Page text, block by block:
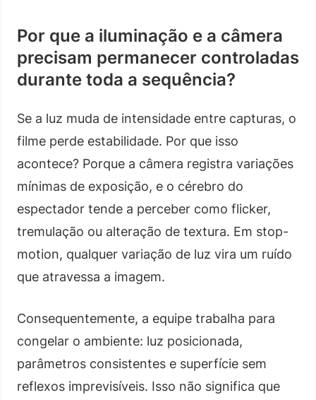
Por que a iluminação e a câmera
precisam permanecer controladas
durante toda a sequência?
Se a luz muda de intensidade entre capturas, o
filme perde estabilidade. Por que isso
acontece? Porque a câmera registra variações
mínimas de exposição, e o cérebro do
espectador tende a perceber como flicker,
tremulação ou alteração de textura. Em stop-
motion, qualquer variação de luz vira um ruído
que atravessa a imagem.
Consequentemente, a equipe trabalha para
congelar o ambiente: luz posicionada,
parâmetros consistentes e superfície sem
reflexos imprevisíveis. Isso não significa que